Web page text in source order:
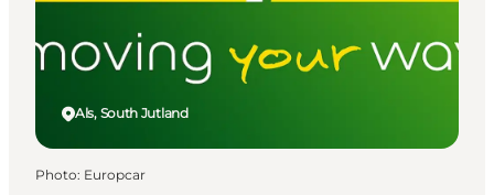
Als, South Jutland
Photo: Europcar